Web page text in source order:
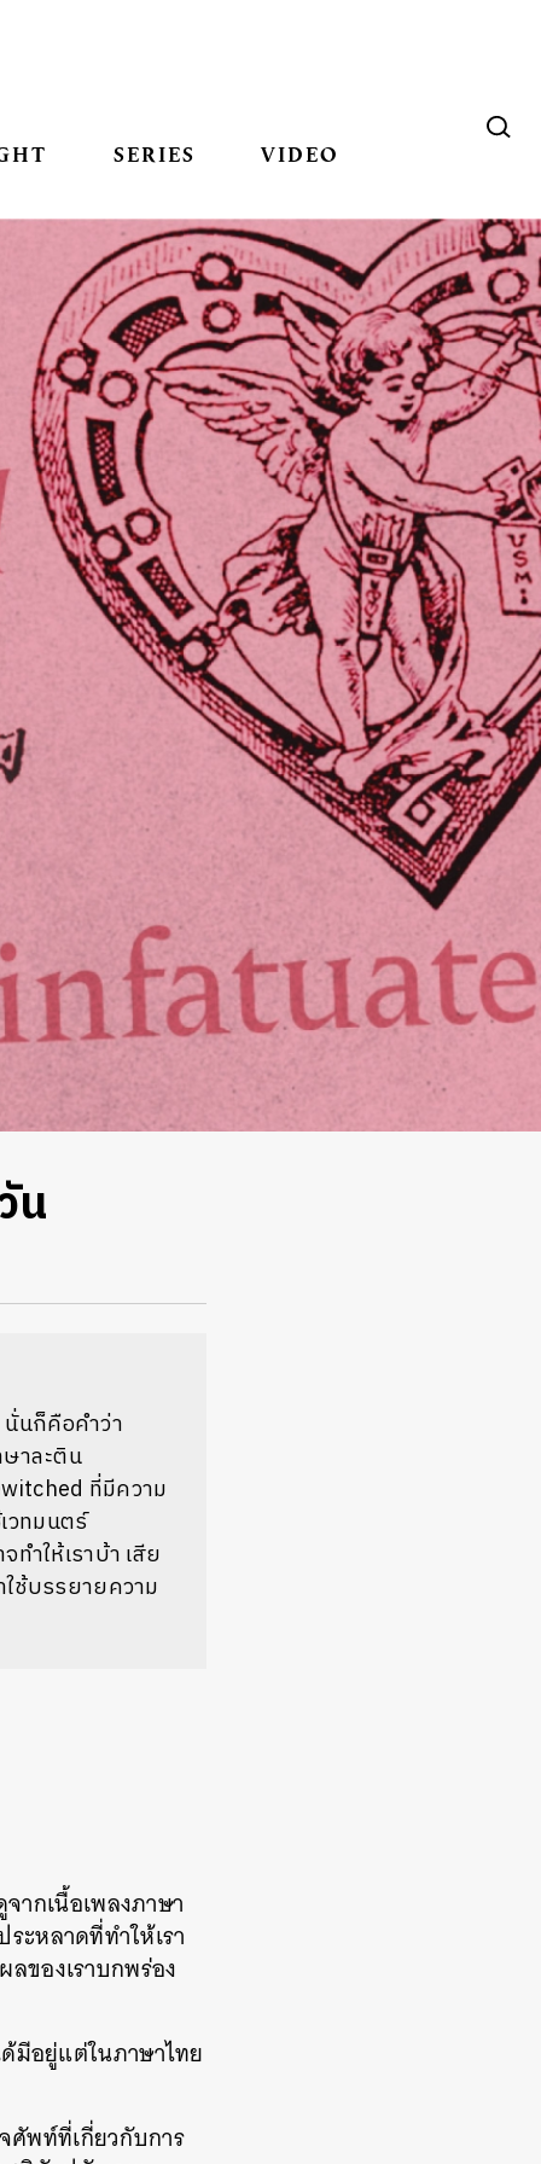
SERIES VIDEO
น
นก็คือคำว่า
าละติน
ที่มีความ
วทมนตร์
ำให้เราบ้า เสีย
ช้บรรยายความ
ากเนื้อเพลงภาษา
ะหลาดที่ทำให้เรา
ของเราบกพร่อง
มีอยู่แต่ในภาษาไทย
ศัพท์ที่เกี่ยวกับการ